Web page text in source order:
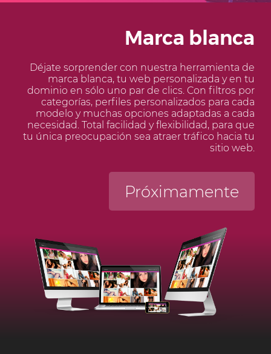
Marca blanca
Déjate sorprender con nuestra herramienta de
marca blanca, tu web personalizada y en tu
dominio en sólo uno par de clics. Con filtros por
categorías, perfiles personalizados para cada
modelo y muchas opciones adaptadas a cada
necesidad. Total facilidad y flexibilidad, para que
tu única preocupación sea atraer tráfico hacia tu
sitio web.
Próximamente